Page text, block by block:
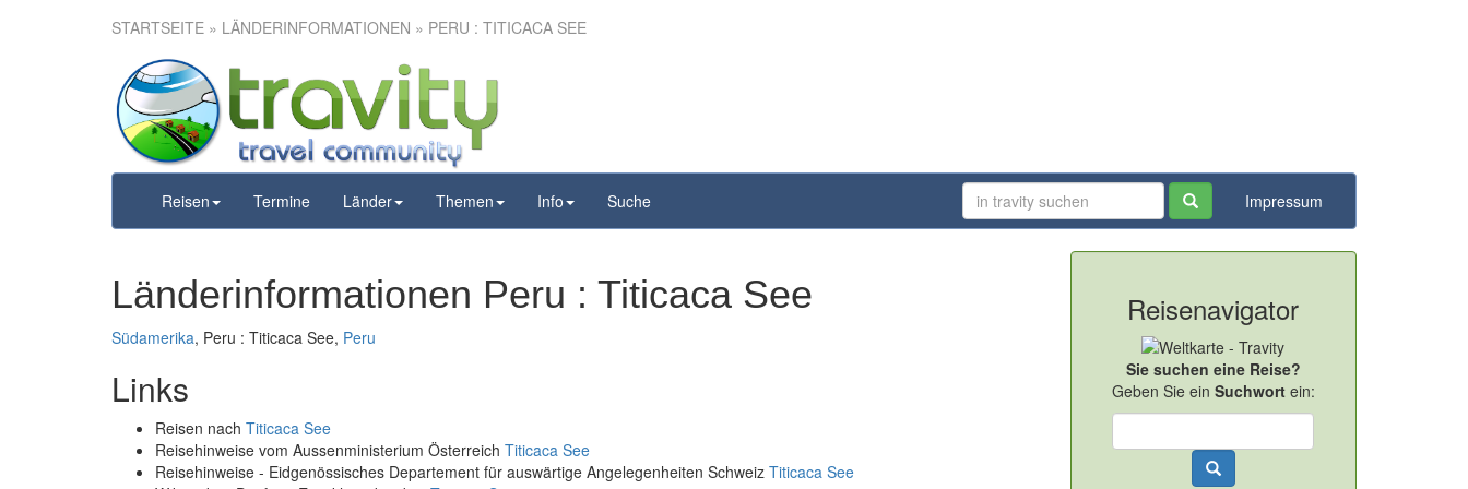
STARTSEITE » LÄNDERINFORMATIONEN » PERU : TITICACA SEE
Reisen Termine Länder Themen Info Suche Impressum
Länderinformationen Peru : Titicaca See
Südamerika, Peru : Titicaca See, Peru
Links
Reisen nach Titicaca See
Reisehinweise vom Aussenministerium Österreich Titicaca See
Reisehinweise - Eidgenössisches Departement für auswärtige Angelegenheiten Schweiz Titicaca See
Reisenavigator
Sie suchen eine Reise?
Geben Sie ein Suchwortein: